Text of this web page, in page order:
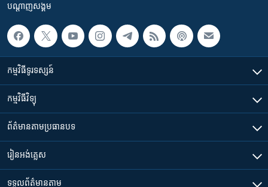
បណ្តាញ​សង្គម
កម្មវិធី​ទូរទស្សន៍
កម្មវិធី​វិទ្យុ
ព័ត៌មាន​តាមប្រធានបទ​
រៀន​​អង់គ្លេស
ទទួល​ព័ត៌មាន​តាម